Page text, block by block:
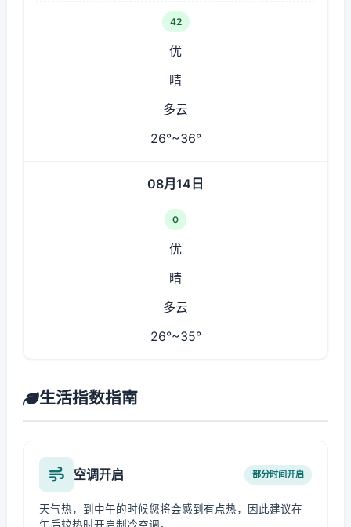
42
优
晴
多云
26°~36°
08月14日
0
优
晴
多云
26°~35°
生活指数指南
空调开启 部分时间开启
天气热，到中午的时候您将会感到有点热，因此建议在